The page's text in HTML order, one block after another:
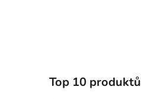
Top 10 produktů